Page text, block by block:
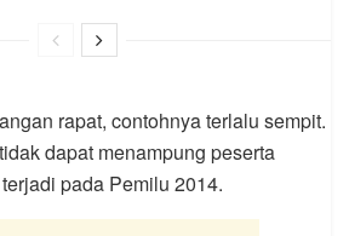
rapat, contohnya terlalu sempit.
dapat menampung peserta
pada Pemilu 2014.